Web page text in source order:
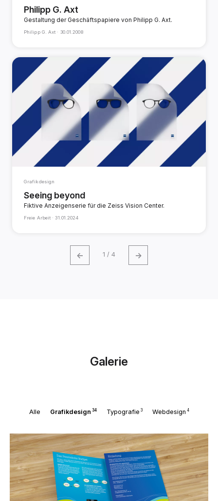
Philipp G. Axt
Gestaltung der Geschäftspapiere von Philipp G. Axt.
Philipp G. Axt · 30.01.2008
Grafikdesign
Seeing beyond
Fiktive Anzeigenserie für die Zeiss Vision Center.
Freie Arbeit ·31.01.2024
← 1 / 4 →
Galerie
Alle Grafikdesign 34 Typografie 3 Webdesign 4